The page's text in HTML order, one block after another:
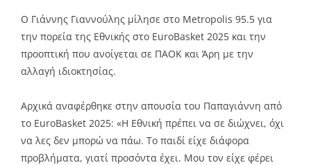
Ο Γιάννης Γιαννούλης μίλησε στο Metropolis 95.5 για
την πορεία της Εθνικής στο EuroBasket 2025 και την
προοπτική που ανοίγεται σε ΠΑΟΚ και Άρη με την
αλλαγή ιδιοκτησίας.
Αρχικά αναφέρθηκε στην απουσία του Παπαγιάννη από
το EuroBasket 2025: «Η Εθνική πρέπει να σε διώχνει, όχι
να λες δεν μπορώ να πάω. Το παιδί είχε διάφορα
προβλήματα, γιατί προσόντα έχει. Μου τον είχε φέρει